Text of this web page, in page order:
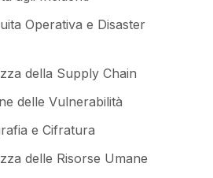
Operativa e Disaster
della Supply Chain
delle Vulnerabilità
e Cifratura
delle Risorse Umane